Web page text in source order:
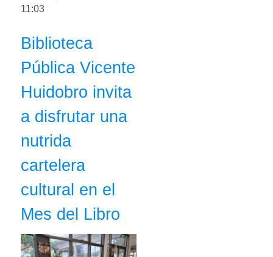
11:03
Biblioteca
Pública Vicente
Huidobro invita
a disfrutar una
nutrida
cartelera
cultural en el
Mes del Libro